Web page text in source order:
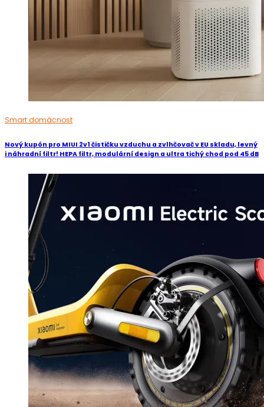
Smart domácnost
Nový kupón pro MIUI 2v1 čističku vzduchu a zvlhčovač v EU skladu, levný
i náhradní filtr! HEPA filtr, modulární design a ultra tichý chod pod 45 dB